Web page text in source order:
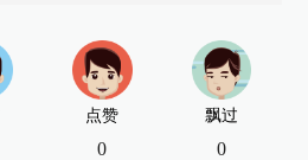
点赞
0
飘过
0